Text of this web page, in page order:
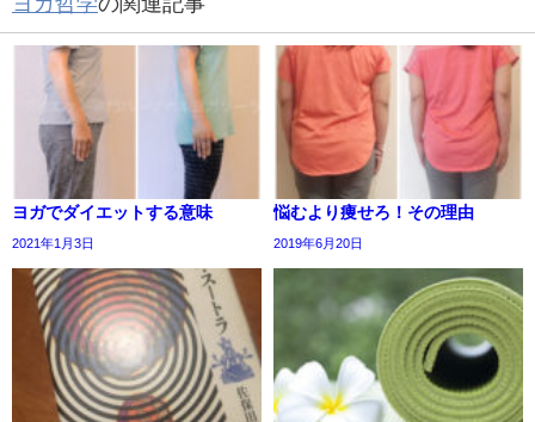
ヨガでダイエットする意味
2021年1月3日
悩むより痩せろ！その理由
2019年6月20日